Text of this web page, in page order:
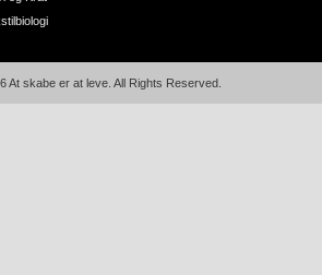
At skabe er at leve. All Rights Reserved.